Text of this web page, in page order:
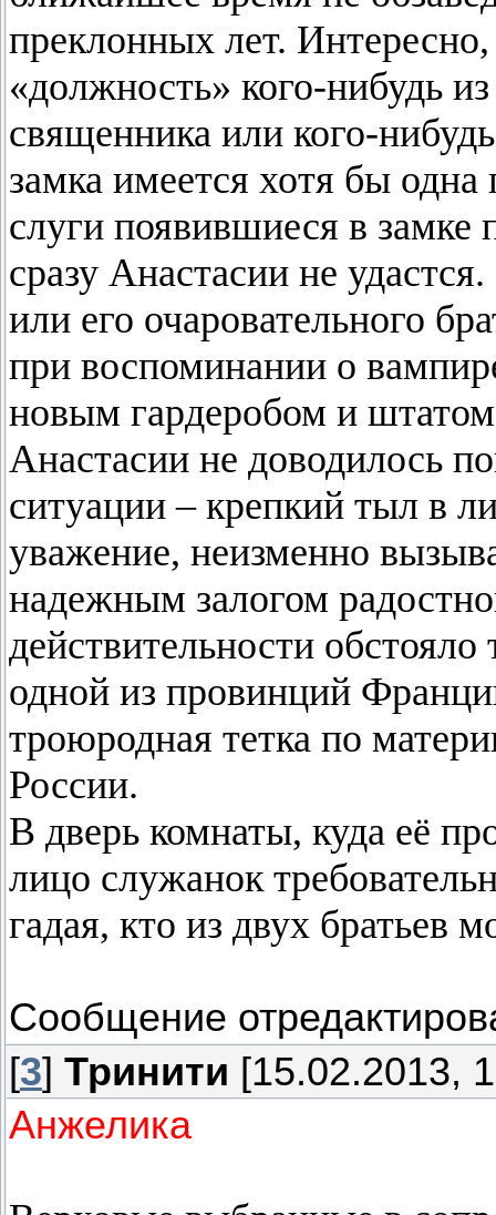
преклонных лет. Интересно,
«должность» кого-нибудь
священника или кого-
замка имеется хотя бы одна
слуги появившиеся в замке
сразу Анастасии не
или его очаровательного
при воспоминании о
новым гардеробом и
Анастасии не доводилось
ситуации – крепкий тыл в
уважение, неизменно
надежным залогом
действительности
одной из провинций
троюродная тетка по
России.
В дверь комнаты, куда её
лицо служанок
гадая, кто из двух братьев
Сообщение
[3] Тринити [15.02.2013,
Анжелика